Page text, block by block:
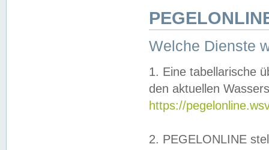
Welche Dienste
1. Eine tabellarische
den aktuellen
https://
2. PEGELONLINE